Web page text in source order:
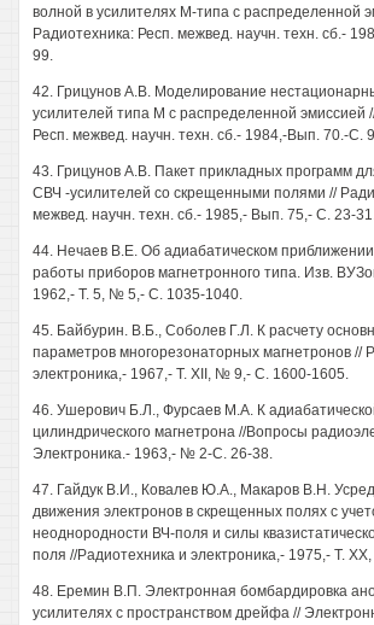
волной в усилителях М-типа с распределенной
Радиотехника: Респ. межвед. научн. техн. сб.-
99.
42. Грицунов А.В. Моделирование
усилителей типа М с распределенной эмиссией
Респ. межвед. научн. техн. сб.- 1984,-Вып. 70.-С.
43. Грицунов А.В. Пакет прикладных программ
СВЧ -усилителей со скрещенными полями //
межвед. научн. техн. сб.- 1985,- Вып. 75,- С. 23-
44. Нечаев В.Е. Об адиабатическом
работы приборов магнетронного типа. Изв.
1962,- Т. 5, № 5,- С. 1035-1040.
45. Байбурин. В.Б., Соболев Г.Л. К расчету
параметров многорезонаторных магнетронов //
электроника,- 1967,- Т. XII, № 9,- С. 1600-1605.
46. Ушерович Б.Л., Фурсаев М.А. К
цилиндрического магнетрона //Вопросы
Электроника.- 1963,- № 2-С. 26-38.
47. Гайдук В.И., Ковалев Ю.А., Макаров В.Н.
движения электронов в скрещенных полях с
неоднородности ВЧ-поля и силы
поля //Радиотехника и электроника,- 1975,- Т.
48. Еремин В.П. Электронная бомбардировка
усилителях с пространством дрейфа //